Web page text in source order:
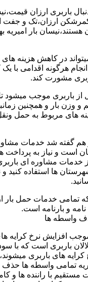
باربری ارزان
ارزان،تک و
هستند،نیسان بار امیریه
در کاهش هزینه های
هرگونه اقدامی با
مشورت کند.
باربری موجب میشود
و وزن بار و همچنین
های مربوط به حمل ونقل
هم گفته شد خدمات
است و نیاز به پرداخت
خدمات مشاوره ای
ها استفاده کنید و
تمامی خدمات حمل بار
نامه و بارنامه است.
واسطه ها
افزایش نرخ کرایه
باربری است که با
کرایه های باربری
تمامی واسطه ها
با راننده ها و